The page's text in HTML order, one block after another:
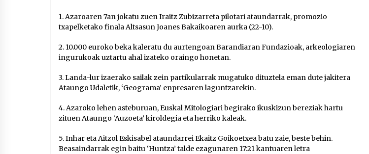
1. Azaroaren 7an jokatu zuen Iraitz Zubizarreta pilotari ataundarrak, promozio
txapelketako finala Altsasun Joanes Bakaikoaren aurka (22-10).
2. 10.000 euroko beka kaleratu du aurtengoan Barandiaran Fundazioak, arkeologiaren
ingurukoak uztartu ahal izateko oraingo honetan.
3. Landa-lur izaerako sailak zein partikularrak mugatuko dituztela eman dute jakitera
Ataungo Udaletik, ‘Geograma’ enpresaren laguntzarekin.
4. Azaroko lehen asteburuan, Euskal Mitologiari begirako ikuskizun bereziak hartu
zituen Ataungo ‘Auzoeta’ kiroldegia eta herriko kaleak.
5. Inhar eta Aitzol Eskisabel ataundarrei Ekaitz Goikoetxea batu zaie, beste behin.
Beasaindarrak egin baitu ‘Huntza’ talde ezagunaren 17:21 kantuaren letra